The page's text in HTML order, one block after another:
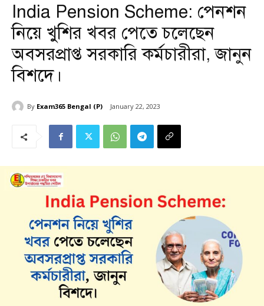
India Pension Scheme: পেনশন
নিয়ে খুশির খবর পেতে চলেছেন
অবসরপ্রাপ্ত সরকারি কর্মচারীরা, জানুন
বিশদে।
By Exam365 Bengal (P) January 22, 2023